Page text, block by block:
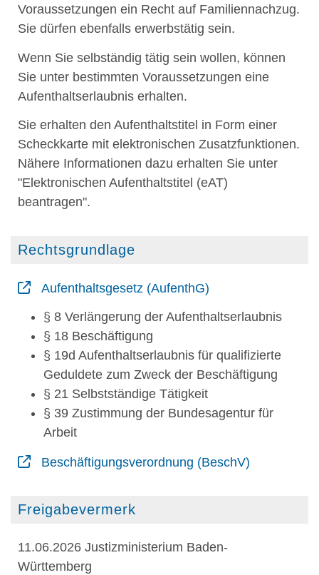
Voraussetzungen ein Recht auf Familiennachzug.
Sie dürfen ebenfalls erwerbstätig sein.
Wenn Sie selbständig tätig sein wollen, können
Sie unter bestimmten Voraussetzungen eine
Aufenthaltserlaubnis erhalten.
Sie erhalten den Aufenthaltstitel in Form einer
Scheckkarte mit elektronischen Zusatzfunktionen.
Nähere Informationen dazu erhalten Sie unter
"Elektronischen Aufenthaltstitel (eAT)
beantragen".
Rechtsgrundlage
Aufenthaltsgesetz (AufenthG)
§ 8 Verlängerung der Aufenthaltserlaubnis
§ 18 Beschäftigung
§ 19d Aufenthaltserlaubnis für qualifizierte
Geduldete zum Zweck der Beschäftigung
§ 21 Selbstständige Tätigkeit
§ 39 Zustimmung der Bundesagentur für
Arbeit
Beschäftigungsverordnung (BeschV)
Freigabevermerk
11.06.2026 Justizministerium Baden-
Württemberg